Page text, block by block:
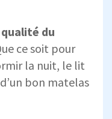
qualité du
ce soit pour
la nuit, le lit
bon matelas